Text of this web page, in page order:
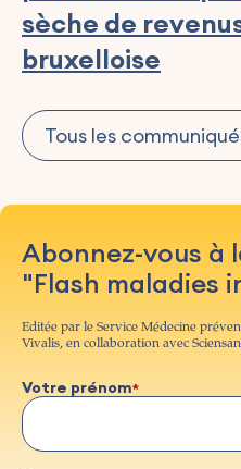
sèche de
bruxelloise
Tous les
Abonnez-vous à
"Flash maladies
Editée par le Service Médecine
Vivalis, en collaboration avec
Votre prénom